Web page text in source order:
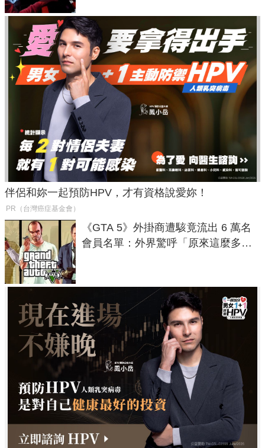
伴侶和妳一起預防HPV，才有資格說愛妳！
PR（台灣癌症基金會）
《GTA 5》外掛商遭駭竟流出 6 萬名
會員名單：外界驚呼「原來這麼多人